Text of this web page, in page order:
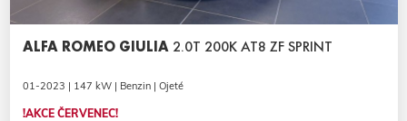
ALFA ROMEO GIULIA 2.0T 200K AT8 ZF SPRINT
01-2023 | 147 kW | Benzin | Ojeté
!AKCE ČERVENEC!